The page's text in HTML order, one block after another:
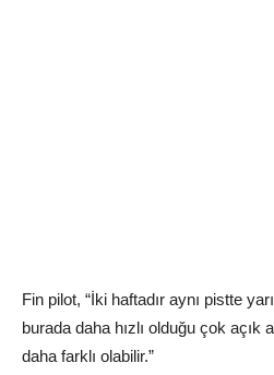
Fin pilot, “İki haftadır aynı pistte
burada daha hızlı olduğu çok
daha farklı olabilir.”